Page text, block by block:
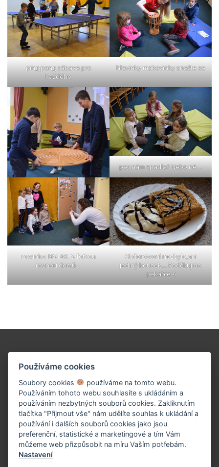
ping-pong zábava pro
každého
hlavinky makovinky snažte se
pec nám spadla? Nebo né…
novinka INSTAX. S fotkou
rovnou domů…
Občerstvení nezbylo,ani
jediný kousek… Poděkujme
pekařce:-)
Podpořte naše dílo!
Používáme cookies
Soubory cookies
používáme na tomto webu.
Používáním tohoto webu souhlasíte s ukládáním a
používáním nezbytných souborů cookies. Zakliknutím
tlačítka "Přijmout vše" nám udělíte souhlas k ukládání a
používání i dalších souborů cookies jako jsou
preferenční, statistické a marketingové a tím Vám
můžeme web přizpůsobit na míru Vaším potřebám.
Nastavení